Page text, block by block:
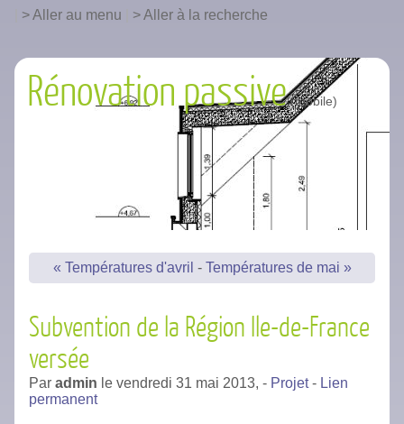
Rénovation passive
Aller au menu Aller à la recherche
« Températures d'avril - Températures de mai »
Subvention de la Région Ile-de-France
versée
Par admin le vendredi 31 mai 2013, - Projet- Lien
permanent